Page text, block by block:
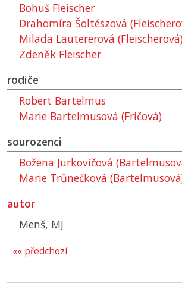
Bohuš Fleischer
Drahomíra Šoltészová
Milada Lautererová
Zdeněk Fleischer
rodiče
Robert Bartelmus
Marie Bartelmusová (Fričová)
sourozenci
Božena Jurkovičová
Marie Trůnečková
autor
Menš, MJ
«« předchozí